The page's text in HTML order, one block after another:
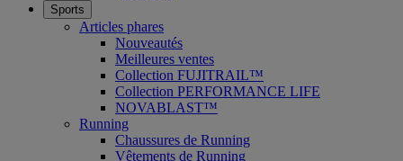
Sports
Articles phares
Nouveautés
Meilleures ventes
Collection FUJITRAIL™
Collection PERFORMANCE LIFE
NOVABLAST™
Running
Chaussures de Running
Vêtements de Running